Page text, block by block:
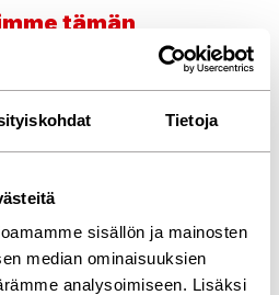
Tietoja
sisällön ja mainosten
median ominaisuuksien
analysoimiseen. Lisäksi
tämän